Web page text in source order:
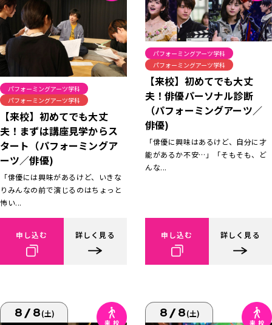
パフォーミングアーツ学科
パフォーミングアーツ学科
【来校】初めてでも大丈
夫！まずは講座見学からス
タート（パフォーミングア
ーツ／俳優)
「俳優には興味があるけど、いきな
りみんなの前で演じるのはちょっと
怖い...
申し込む 詳しく見る
パフォーミングアーツ学科
パフォーミングアーツ学科
【来校】初めてでも大丈
夫！俳優パーソナル診断
（パフォーミングアーツ／
俳優)
「俳優に興味はあるけど、自分に才
能があるか不安…」「そもそも、ど
んな...
申し込む 詳しく見る
8/8(土) 8/8(土)